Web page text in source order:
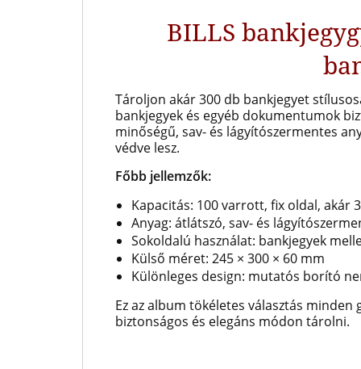
BILLS
Tároljon akár 300 db bankjegyet
bankjegyek és egyéb dokumentumok
minőségű, sav- és lágyítószermentes
védve lesz.
Főbb jellemzők:
Kapacitás: 100 varrott, fix oldal, akár
Anyag: átlátszó, sav- és
Sokoldalú használat: bankjegyek
Külső méret: 245 × 300 × 60 mm
Különleges design: mutatós borító
Ez az album tökéletes választás
biztonságos és elegáns módon tárolni.